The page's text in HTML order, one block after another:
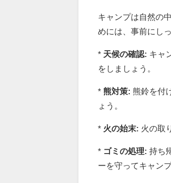
キャンプは自然の
めには、事前にし
* 天候の確認: キャ
をしましょう。
*熊対策: 熊鈴を付
ょう。
* 火の始末: 火の取
* ゴミの処理: 持ち
ーを守ってキャン